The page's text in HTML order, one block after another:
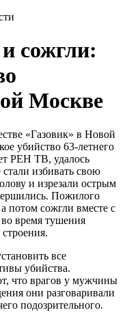
сожгли:
Москве
«Газовик» в Новой
убийство 63-летнего
РЕН ТВ, удалось
стали избивать свою
и изрезали острым
Пожилого
потом сожгли вместе с
время тушения
все
убийства.
что врагов у мужчины
они разговаривали
подозрительного.